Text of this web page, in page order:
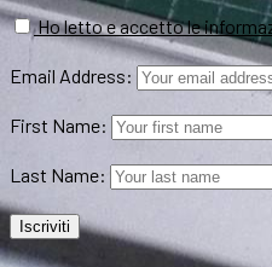
Ho letto e accetto le
Email Address:
First Name:
Last Name: